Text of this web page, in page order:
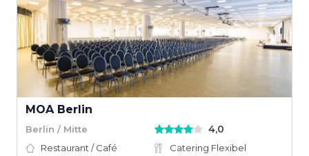
MOA Berlin
Berlin / Mitte 4,0
Restaurant / Café
Catering Flexibel